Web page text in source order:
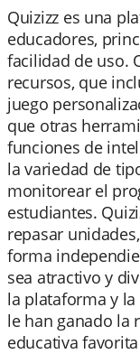
Quizizz es una
educadores,
facilidad de uso.
recursos, que
juego
que otras
funciones de
la variedad de
monitorear el
estudiantes.
repasar
forma
sea atractivo y
la plataforma y
le han ganado la
educativa